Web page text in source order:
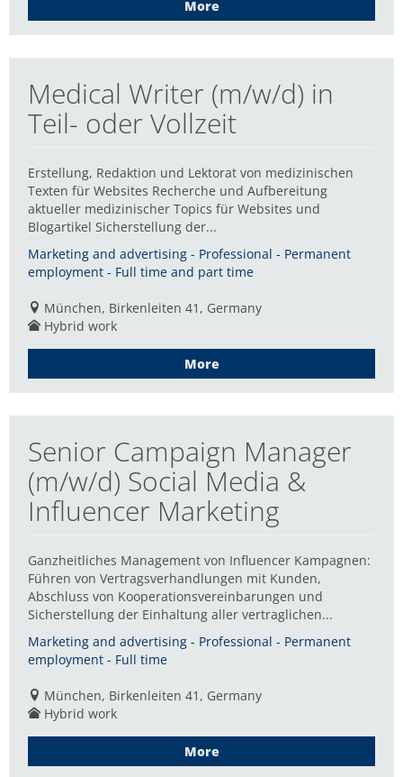
More
Medical Writer (m/w/d) in
Teil- oder Vollzeit
Erstellung, Redaktion und Lektorat von medizinischen
Texten für Websites Recherche und Aufbereitung
aktueller medizinischer Topics für Websites und
Blogartikel Sicherstellung der...
Marketing and advertising - Professional - Permanent
employment - Full time and part time
München, Birkenleiten 41, Germany
Hybrid work
More
Senior Campaign Manager
(m/w/d) Social Media &
Influencer Marketing
Ganzheitliches Management von Influencer Kampagnen:
Führen von Vertragsverhandlungen mit Kunden,
Abschluss von Kooperationsvereinbarungen und
Sicherstellung der Einhaltung aller vertraglichen...
Marketing and advertising - Professional - Permanent
employment - Full time
München, Birkenleiten 41, Germany
Hybrid work
More